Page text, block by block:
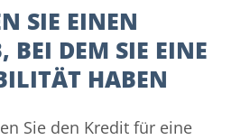
SIE EINEN V
DEM SIE EINE H
HABEN
Sie den Kredit für eine